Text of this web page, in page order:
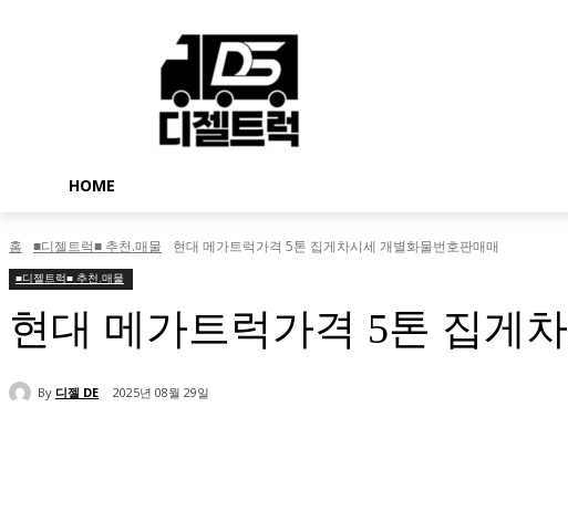
HOME
홈 ■디젤트럭■ 추천.매물 현대 메가트럭가격 5톤 집게차시세 개별화물번호판매매
■디젤트럭■ 추천.매물
현대 메가트럭가격 5톤 집게
By 디젤 DE 2025년 08월 29일